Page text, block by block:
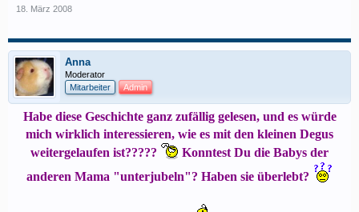
18. März 2008
Anna
Moderator
Mitarbeiter
Admin
Habe diese Geschichte ganz zufällig gelesen, und es würde
mich wirklich interessieren, wie es mit den kleinen Degus
weitergelaufen ist?????
Konntest Du die Babys der
anderen Mama "unterjubeln"? Haben sie überlebt?